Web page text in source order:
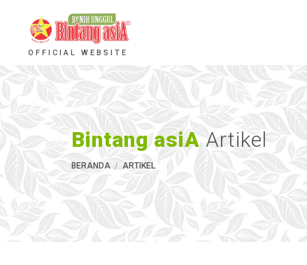
OFFICIAL WEBSITE
Bintang asiA Artikel
BERANDA ARTIKEL